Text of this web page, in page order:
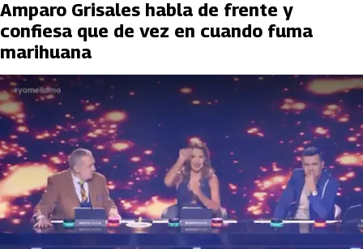
Amparo Grisales habla de frente y
confiesa que de vez en cuando fuma
marihuana